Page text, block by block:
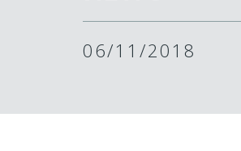
06/11/2018